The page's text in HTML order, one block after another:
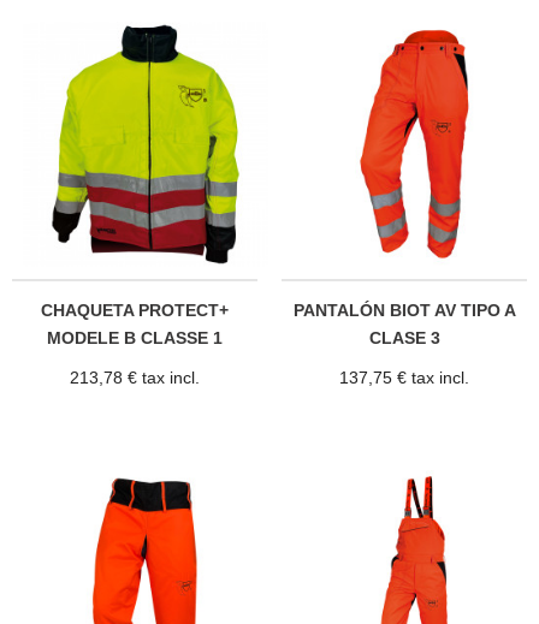
CHAQUETA PROTECT+
MODELE B CLASSE 1
213,78 € tax incl.
PANTALÓN BIOT AV TIPO A
CLASE 3
137,75 € tax incl.